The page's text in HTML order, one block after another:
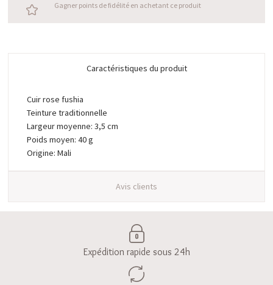
Gagner points de fidélité en achetant ce produit
Caractéristiques du produit
Cuir rose fushia
Teinture traditionnelle
Largeur moyenne: 3,5 cm
Poids moyen: 40 g
Origine: Mali
Avis clients
Expédition rapide sous 24h